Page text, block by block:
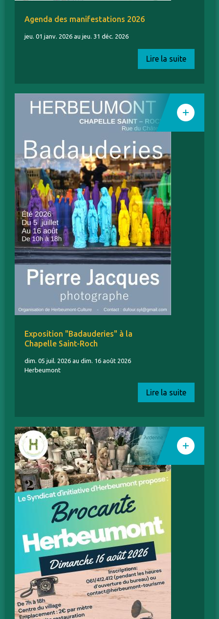
Agenda des manifestations 2026
jeu. 01 janv. 2026 au jeu. 31 déc. 2026
Lire la suite
Exposition "Badauderies" à la
Chapelle Saint-Roch
dim. 05 juil. 2026 au dim. 16 août 2026
Herbeumont
Lire la suite